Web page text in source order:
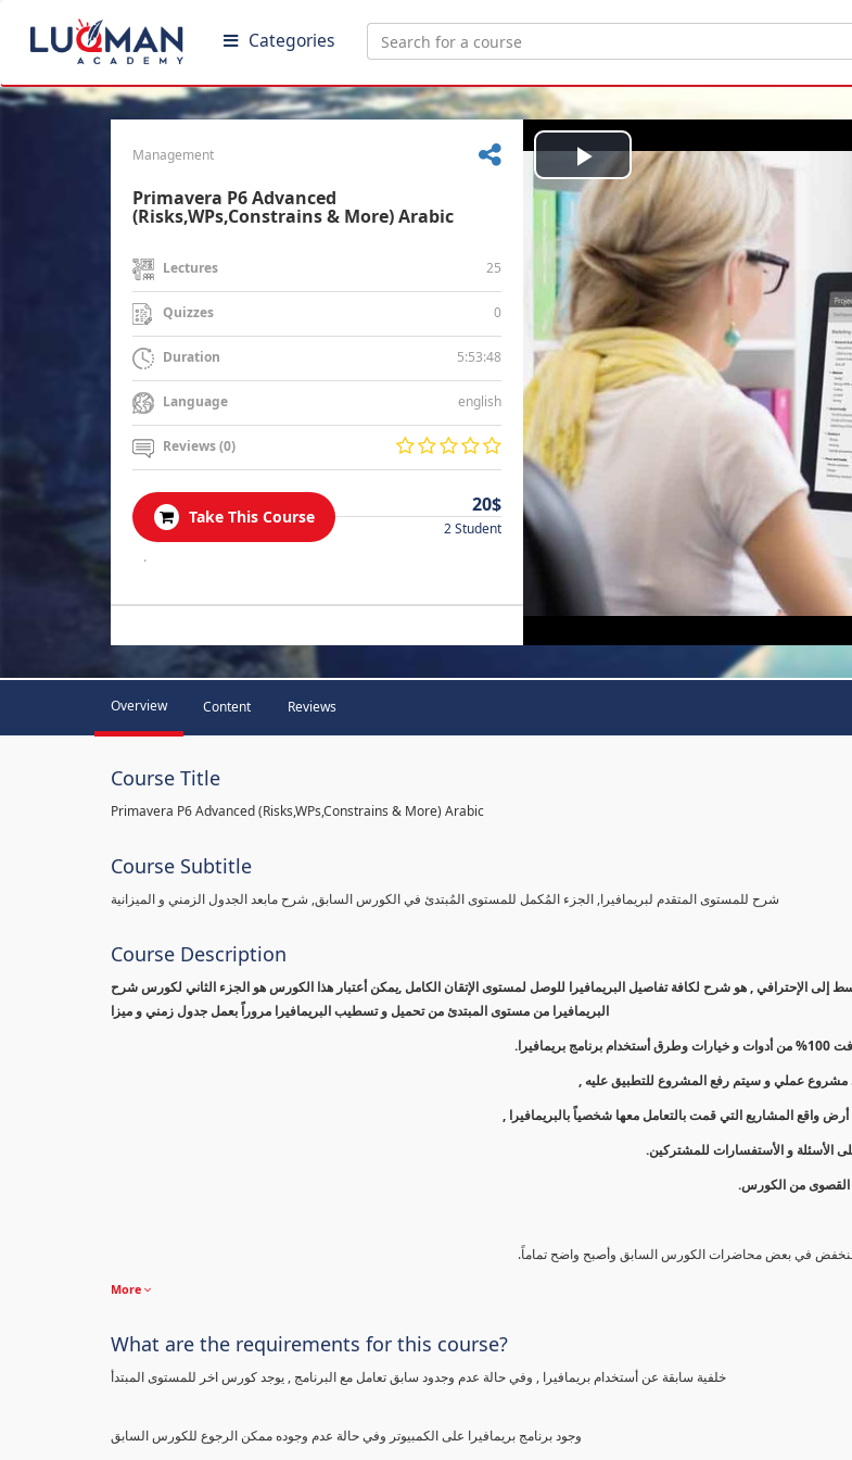
Categories
Management
Primavera P6 Advanced
(Risks,WPs,Constrains & More) Arabic
Lectures 25
Quizzes 0
Duration 5:53:48
Language english
Reviews (0)
Take This Course
20$
2 Student
.
Play
Video
Overview Content Reviews
Course Title
Primavera P6 Advanced (Risks,WPs,Constrains & More) Arabic
Course Subtitle
شرح للمستوى المتقدم لبريمافيرا, الجزء المُكمل للمستوى المُبتدئ في الكورس السابق, شرح مابعد الجدول الزمني و الميزانية
Course Description
إلى الإحترافي , هو شرح لكافة تفاصيل البريمافيرا للوصل لمستوى الإتقان الكامل ,يمكن أعتبار هذا الكورس هو الجزء الثاني لكورس شرح
البريمافيرا من مستوى المبتدئ من تحميل و تسطيب البريمافيرا مروراً بعمل جدول زمني و ميزا
مشروع عملي و سيتم رفع المشروع للتطبيق عليه ,
واقع المشاريع التي قمت بالتعامل معها شخصياً بالبريمافيرا ,
الأسئلة و الأستفسارات للمشتركين.
القصوى من الكورس.
في بعض محاضرات الكورس السابق وأصبح واضح تماماً.
More
What are the requirements for this course?
خلفية سابقة عن أستخدام بريمافيرا , وفي حالة عدم وجدود سابق تعامل مع البرنامج , يوجد كورس اخر للمستوى المبتدأ
وجود برنامج بريمافيرا على الكمبيوتر وفي حالة عدم وجوده ممكن الرجوع للكورس السابق